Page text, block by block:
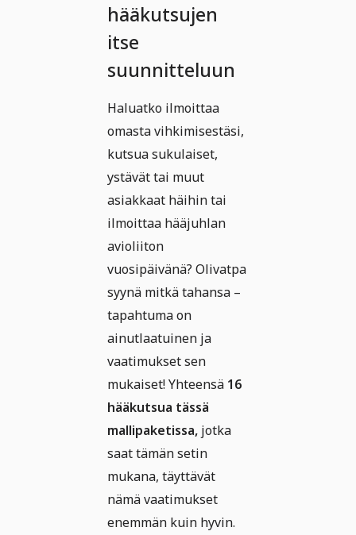
hääkutsujen
itse
suunnitteluun
Haluatko ilmoittaa
omasta vihkimisestäsi,
kutsua sukulaiset,
ystävät tai muut
asiakkaat häihin tai
ilmoittaa hääjuhlan
avioliiton
vuosipäivänä? Olivatpa
syynä mitkä tahansa –
tapahtuma on
ainutlaatuinen ja
vaatimukset sen
mukaiset! Yhteensä 16
hääkutsua tässä
mallipaketissa, jotka
saat tämän setin
mukana, täyttävät
nämä vaatimukset
enemmän kuin hyvin.